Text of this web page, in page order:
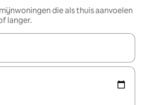
die als thuis aanvoelen
langer.
beschikbaar zijn, maak je een keuze